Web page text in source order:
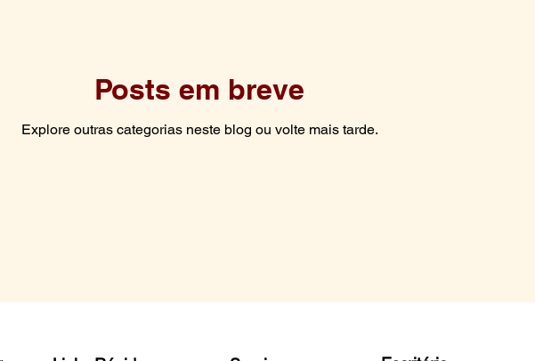
Posts em breve
Explore outras categorias neste blog ou volte mais tarde.